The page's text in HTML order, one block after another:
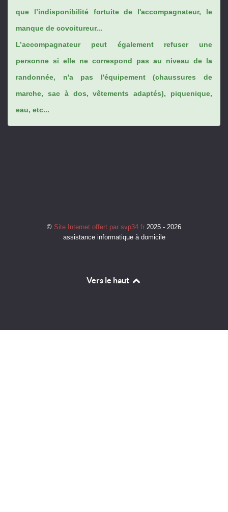
que l’indisponibilité fortuite de l'accompagnateur, le
manque de covoitureur...
L’accompagnateur peut également refuser une
personne si elle ne correspond pas au niveau de la
randonnée, n'a pas l'équipement (chaussures de
marche, sac à dos, vêtements adaptés), piquenique,
eau, etc...
© Site Internet offert par svp34.fr 2025 - 2026
assistance informatique à domicile
Vers le haut